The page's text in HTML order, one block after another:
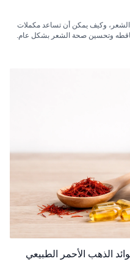
وكيف يمكن أن تساعد مكملات
وتحسين صحة الشعر بشكل عام.
الذهب الأحمر الطبيعي